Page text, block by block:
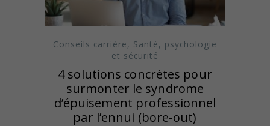
Conseils carrière, Santé, psychologie
et sécurité
4 solutions concrètes pour
surmonter le syndrome
d’épuisement professionnel
par l’ennui (bore-out)